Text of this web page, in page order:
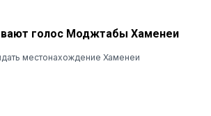
голос Моджтабы Хаменеи
местонахождение Хаменеи